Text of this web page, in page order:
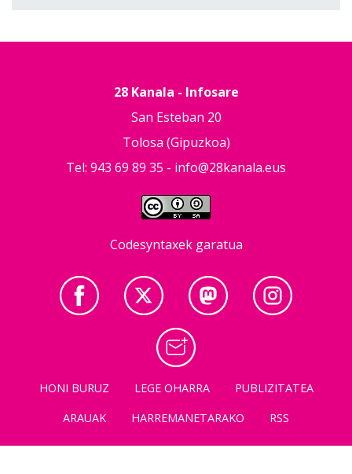
28 Kanala - Infosare
San Esteban 20
Tolosa (Gipuzkoa)
Tel: 943 69 89 35 - info@28kanala.eus
Codesyntaxek garatua
HONI BURUZ LEGE OHARRA
PUBLIZITATEA
ARAUAK
HARREMANETARAKO RSS